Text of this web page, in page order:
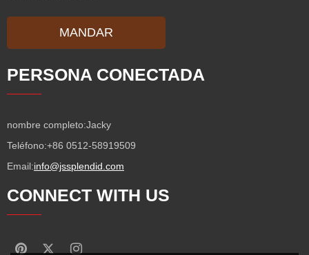
MANDAR
PERSONA CONECTADA
nombre completo:Jacky
Teléfono:+86 0512-58919509
Email:info@jssplendid.com
CONNECT WITH US